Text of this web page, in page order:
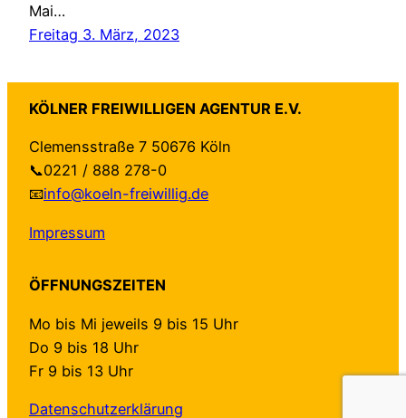
Mai…
Freitag 3. März, 2023
KÖLNER FREIWILLIGEN AGENTUR E.V.
Clemensstraße 7 50676 Köln
📞0221 / 888 278-0
📧info@koeln-freiwillig.de
Impressum
ÖFFNUNGSZEITEN
Mo bis Mi jeweils 9 bis 15 Uhr
Do 9 bis 18 Uhr
Fr 9 bis 13 Uhr
Datenschutzerklärung